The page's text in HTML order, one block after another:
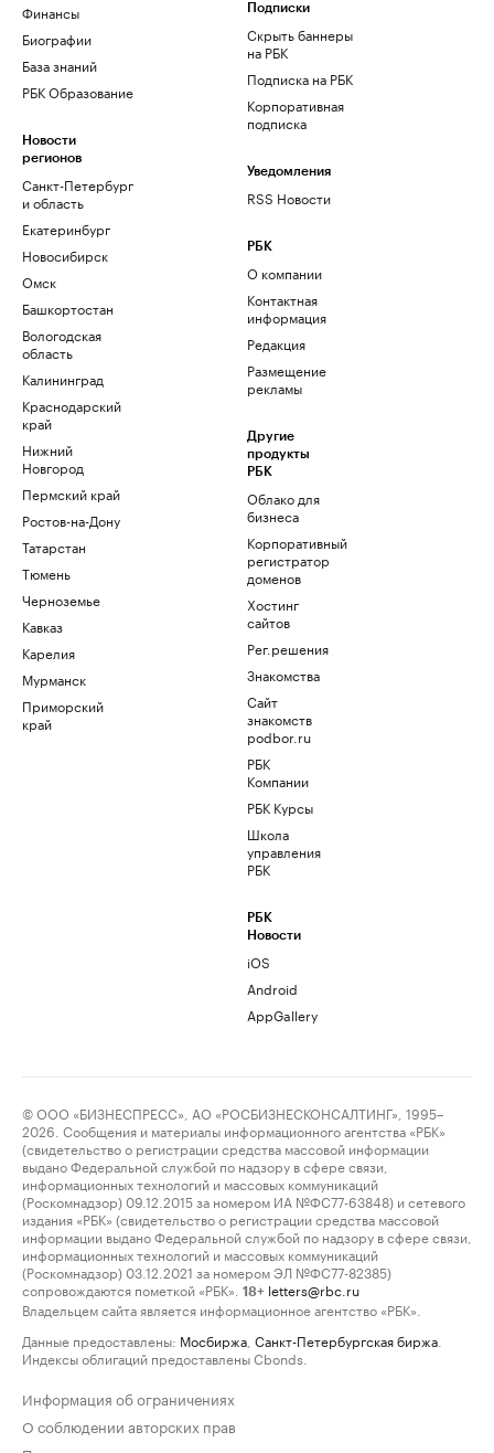
Финансы
Биографии
База знаний
РБК Образование
Новости
регионов
Санкт-Петербург
и область
Екатеринбург
Новосибирск
Омск
Башкортостан
Вологодская
область
Калининград
Краснодарский
край
Нижний
Новгород
Пермский край
Ростов-на-Дону
Татарстан
Тюмень
Черноземье
Кавказ
Карелия
Мурманск
Приморский
край
Подписки
Скрыть баннеры
на РБК
Подписка на РБК
Корпоративная
подписка
Уведомления
RSS Новости
РБК
О компании
Контактная
информация
Редакция
Размещение
рекламы
Другие
продукты
РБК
Облако для
бизнеса
Корпоративный
регистратор
доменов
Хостинг
сайтов
Рег.решения
Знакомства
Сайт
знакомств
podbor.ru
РБК
Компании
РБК Курсы
Школа
управления
РБК
РБК
Новости
iOS
Android
AppGallery
© ООО «БИЗНЕСПРЕСС», АО «РОСБИЗНЕСКОНСАЛТИНГ», 1995–
2026. Сообщения и материалы информационного агентства «РБК»
(свидетельство о регистрации средства массовой информации
выдано Федеральной службой по надзору в сфере связи,
информационных технологий и массовых коммуникаций
(Роскомнадзор) 09.12.2015 за номером ИА №ФС77-63848) и сетевого
издания «РБК» (свидетельство о регистрации средства массовой
информации выдано Федеральной службой по надзору в сфере связи,
информационных технологий и массовых коммуникаций
(Роскомнадзор) 03.12.2021 за номером ЭЛ №ФС77-82385)
сопровождаются пометкой «РБК».
18+ letters@rbc.ru
Владельцем сайта является информационное агентство «РБК».
Данные предоставлены: Мосбиржа Санкт-Петербургская биржа
Индексы облигаций предоставлены Cbonds.
Информация об ограничениях
О соблюдении авторских прав